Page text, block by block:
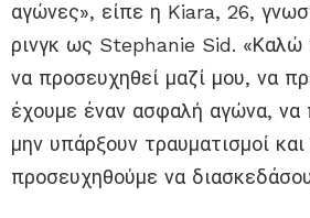
αγώνες», είπε η Kiara, 26,
ρινγκ ως Stephanie Sid. «Καλώ
να προσευχηθεί μαζί μου, να
έχουμε έναν ασφαλή αγώνα, να
μην υπάρξουν τραυματισμοί και
προσευχηθούμε να